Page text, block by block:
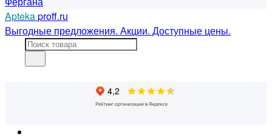
Aptekaproff.ru
Выгодные предложения. Акции. Доступные цены.